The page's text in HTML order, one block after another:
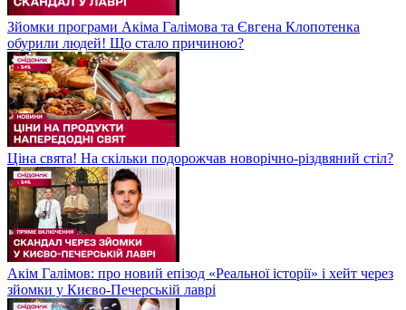
Зйомки програми Акіма Галімова та Євгена Клопотенка
обурили людей! Що стало причиною?
Ціна свята! На скільки подорожчав новорічно-різдвяний стіл?
Акім Галімов: про новий епізод «Реальної історії» і хейт через
зйомки у Києво-Печерській лаврі